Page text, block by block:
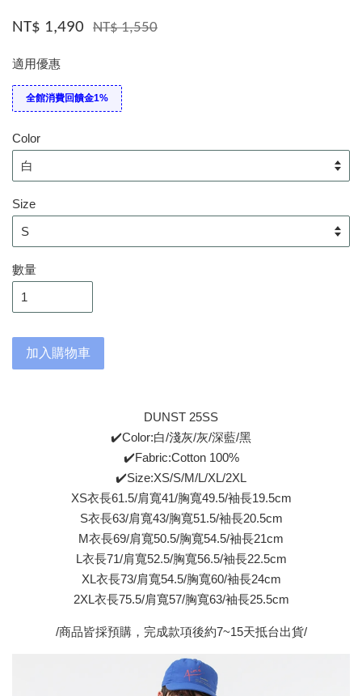
NT$ 1,490 NT$ 1,550
適用優惠
全館消費回饋金1%
Color
Size
數量
加入購物車
DUNST 25SS
✔️Color:白/淺灰/灰/深藍/黑
✔️Fabric:Cotton 100%
✔️Size:XS/S/M/L/XL/2XL
XS衣長61.5/肩寬41/胸寬49.5/袖長19.5cm
S衣長63/肩寬43/胸寬51.5/袖長20.5cm
M衣長69/肩寬50.5/胸寬54.5/袖長21cm
L衣長71/肩寬52.5/胸寬56.5/袖長22.5cm
XL衣長73/肩寬54.5/胸寬60/袖長24cm
2XL衣長75.5/肩寬57/胸寬63/袖長25.5cm
/商品皆採預購，完成款項後約7~15天抵台出貨/